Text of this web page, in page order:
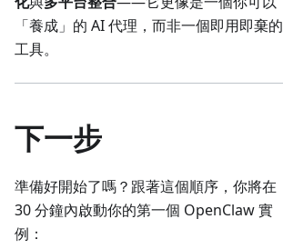
「養成」的 AI 代理，而非一個即用即棄的
工具。
下一步
準備好開始了嗎？跟著這個順序，你將在
30 分鐘內啟動你的第一個 OpenClaw 實
例：